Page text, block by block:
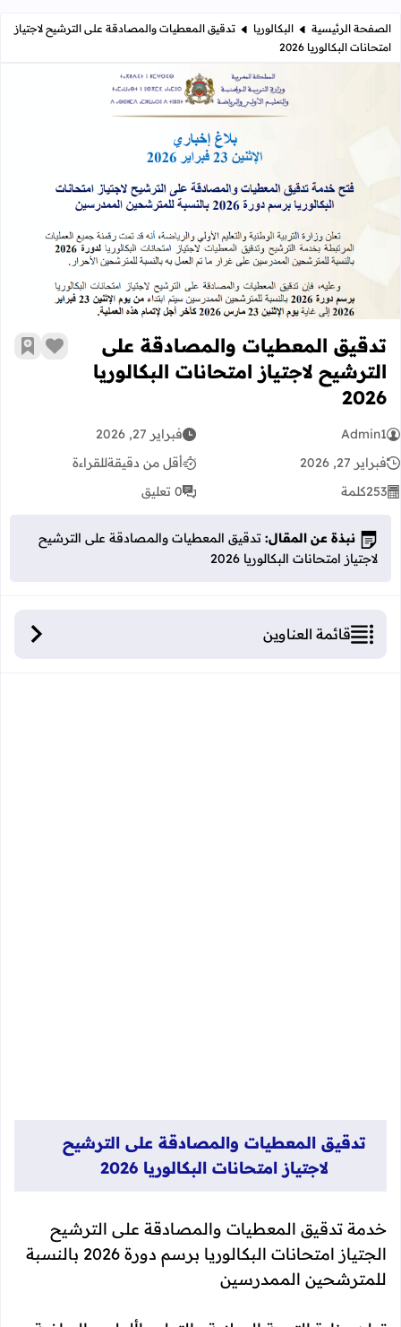
الصفحة الرئيسية البكالوريا
تدقيق المعطيات والمصادقة على الترشيح لاجتياز
امتحانات البكالوريا 2026
تدقيق المعطيات والمصادقة على الترشيح
تدقيق المعطيات والمصادقة على
الترشيح لاجتياز امتحانات البكالوريا
2026
زر أضف
Admin1
فبراير 27, 2026
فبراير 27, 2026
أقل من دقيقةللقراءة
253كلمة 0 تعليق
نبذة عن المقال: تدقيق المعطيات والمصادقة على الترشيح
لاجتياز امتحانات البكالوريا 2026
قائمة العناوين
تدقيق المعطيات والمصادقة على الترشيح
لاجتياز امتحانات البكالوريا 2026
خدمة تدقيق المعطيات والمصادقة على الترشيح
الجتياز امتحانات البكالوريا برسم دورة 2026 بالنسبة
للمترشحين الممدرسين